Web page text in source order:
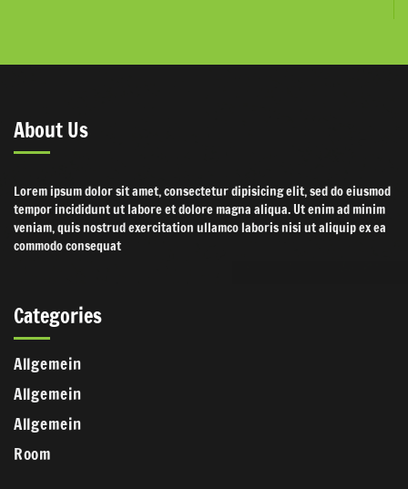
About Us
Lorem ipsum dolor sit amet, consectetur dipisicing elit, sed do eiusmod
tempor incididunt ut labore et dolore magna aliqua. Ut enim ad minim
veniam, quis nostrud exercitation ullamco laboris nisi ut aliquip ex ea
commodo consequat
Categories
Allgemein
Allgemein
Allgemein
Room